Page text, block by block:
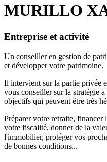
MURILLO
Entreprise et activité
Un conseiller en gestion de
et développer votre patrimoine.
Il intervient sur la partie privée
vous conseiller sur la stratégie
objectifs qui peuvent être très
Préparer votre retraite, financer
votre fiscalité, donner de la
l'immobilier, protéger vos
de bonnes conditions...